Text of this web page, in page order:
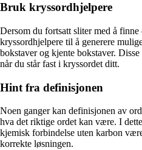
Bruk kryssordhjelpere
Dersom du fortsatt sliter med å
kryssordhjelpere til å generere
bokstaver og kjente bokstaver.
når du står fast i kryssordet ditt.
Hint fra definisjonen
Noen ganger kan definisjonen av
hva det riktige ordet kan være. I
kjemisk forbindelse uten karbon
korrekte løsningen.